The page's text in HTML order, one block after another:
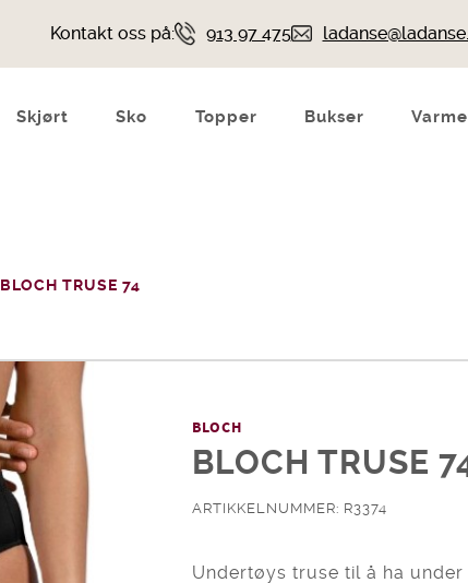
Kontakt oss på: 913 97 475
Skjørt Sko Topper Bukser
BLOCH TRUSE 74
BLOCH
BLOCH TRUSE
ARTIKKELNUMMER: R3374
Undertøys truse til å ha